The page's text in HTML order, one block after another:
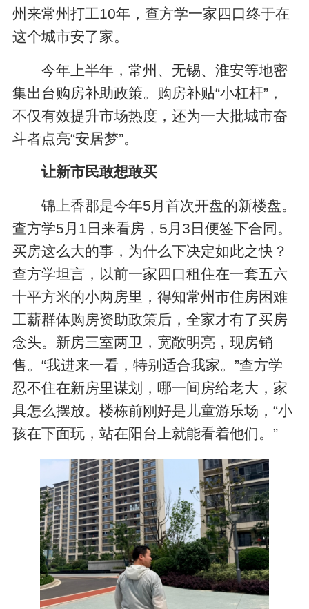
州来常州打工10年，查方学一家四口终于在
这个城市安了家。
今年上半年，常州、无锡、淮安等地密
集出台购房补助政策。购房补贴“小杠杆”，
不仅有效提升市场热度，还为一大批城市奋
斗者点亮“安居梦”。
让新市民敢想敢买
锦上香郡是今年5月首次开盘的新楼盘。
查方学5月1日来看房，5月3日便签下合同。
买房这么大的事，为什么下决定如此之快？
查方学坦言，以前一家四口租住在一套五六
十平方米的小两房里，得知常州市住房困难
工薪群体购房资助政策后，全家才有了买房
念头。新房三室两卫，宽敞明亮，现房销
售。“我进来一看，特别适合我家。”查方学
忍不住在新房里谋划，哪一间房给老大，家
具怎么摆放。楼栋前刚好是儿童游乐场，“小
孩在下面玩，站在阳台上就能看着他们。”